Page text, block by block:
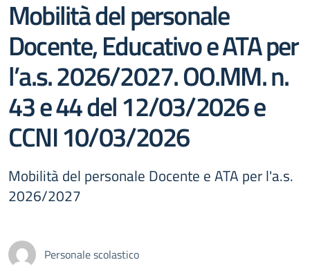
Mobilità del personale
Docente, Educativo e ATA per
l’a.s. 2026/2027. OO.MM. n.
43 e 44 del 12/03/2026 e
CCNI 10/03/2026
Mobilità del personale Docente e ATA per l'a.s.
2026/2027
Personale scolastico